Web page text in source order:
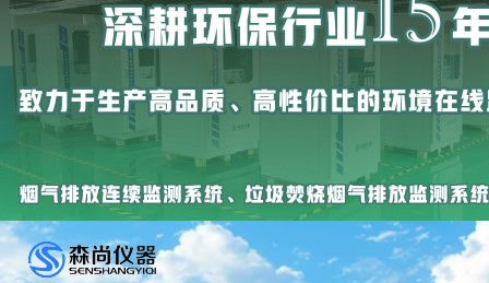
各市环保局
《挥发性有机
过审查，现发
邮箱：senshangyiqi@163.com
地址：
长沙市雨花区振华路519号
国际创新城4栋5楼
新闻中心
⊙
HJ 212-2025 污染物自动监测
监控系统数据传输技术要···
⊙
发布《重点行业挥发性有机物